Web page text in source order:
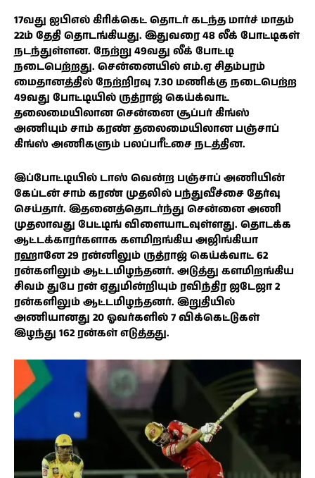
17வது ஐபிஎல் கிரிக்கெட் தொடர் கடந்த மார்ச் மாதம்
22ம் தேதி தொடங்கியது. இதுவரை 48 லீக் போட்டிகள்
நடந்துள்ளன. நேற்று 49வது லீக் போட்டி
நடைபெற்றது. சென்னையில் எம்.ஏ சிதம்பரம்
மைதானத்தில் நேற்றிரவு 7.30 மணிக்கு நடைபெற்ற
49வது போட்டியில் ருத்ராஜ் கெய்க்வாட்
தலைமையிலான சென்னை சூப்பர் கிங்ஸ்
அணியும் சாம் கரண் தலைமையிலான பஞ்சாப்
கிங்ஸ் அணிகளும் பலப்பரீட்சை நடத்தின.
இப்போட்டியில் டாஸ் வென்ற பஞ்சாப் அணியின்
கேப்டன் சாம் கரண் முதலில் பந்துவீச்சை தேர்வு
செய்தார். இதனைத்தொடர்ந்து சென்னை அணி
முதலாவது பேட்டிங் விளையாடவுள்ளது. தொடக்க
ஆட்டக்காரர்களாக களமிறங்கிய அஜிங்கியா
ரஹானே 29 ரன்னிலும் ருத்ராஜ் கெய்க்வாட் 62
ரன்களிலும் ஆட்டமிழந்தனர். அடுத்து களமிறங்கிய
சிவம் துபே ரன் ஏதுமின்றியும் ரவிந்திர ஜடேஜா 2
ரன்களிலும் ஆட்டமிழந்தனர். இறுதியில்
அணியானது 20 ஓவர்களில் 7 விக்கெட்டுகள்
இழந்து 162 ரன்கள் எடுத்தது.